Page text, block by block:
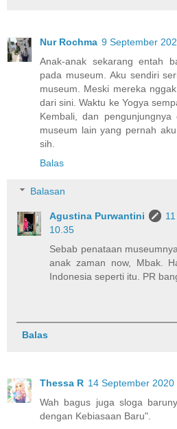
Nur Rochma 9 September
Anak-anak sekarang entah
pada museum. Aku sendiri
museum. Meski mereka
dari sini. Waktu ke Yogya
Kembali, dan
museum lain yang pernah
sih.
Balas
Balasan
Agustina Purwantini
10.35
Sebab penataan
anak zaman now, Mbak.
Indonesia seperti itu. PR
Balas
Thessa R 14 September 2020
Wah bagus juga sloga
dengan Kebiasaan Baru".